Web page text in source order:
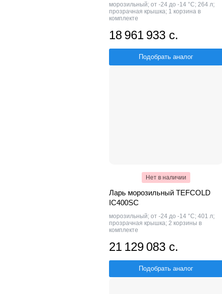
морозильный; от -24 до -14 °С; 264 л;
прозрачная крышка; 1 корзина в
комплекте
18 961 933 с.
Подобрать аналог
Нет в наличии
Ларь морозильный TEFCOLD
IC400SC
морозильный; от -24 до -14 °С; 401 л;
прозрачная крышка; 2 корзины в
комплекте
21 129 083 с.
Подобрать аналог